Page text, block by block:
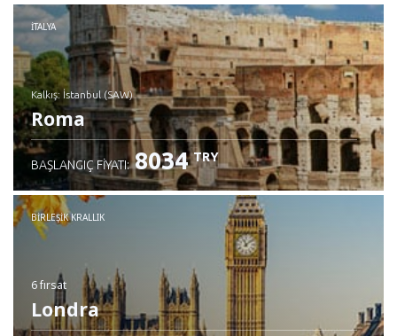
İTALYA
Kalkış: İstanbul (SAW)
Roma
İncele
BAŞLANGIÇ FIYATI: 8034 TRY
BIRLEŞIK KRALLIK
6 fırsat
Londra